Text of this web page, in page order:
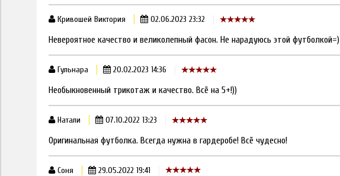
Кривошей Виктория 02.06.2023 23:32
Невероятное качество и великолепный фасон. Не нарадуюсь этой футболкой=)
Гульнара 20.02.2023 14:36
Необыкновенный трикотаж и качество. Всё на 5+!))
Натали 07.10.2022 13:23
Оригинальная футболка. Всегда нужна в гардеробе! Всё чудесно!
Соня 29.05.2022 19:41